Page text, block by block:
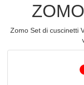
Zomo Set di cuscinetti